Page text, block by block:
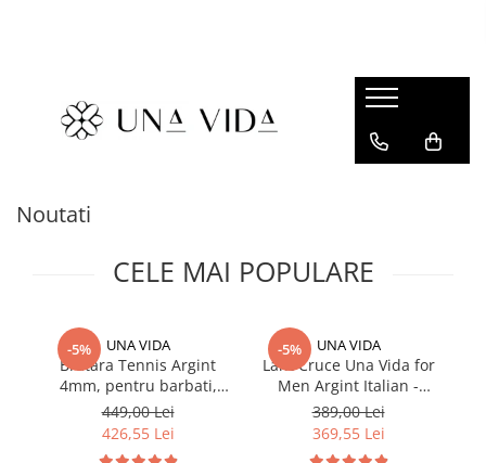
Cadouri pentru EA
CADOURI sub 150 lei - EL
Noutati
CELE MAI POPULARE
-5% UNA VIDA
Bratara Tennis Argint
4mm, pentru barbati,
Una Vida
449,00 Lei
426,55 Lei
-5% UNA VIDA
Lant Cruce Una Vida for
Men Argint Italian -
Argintiu
389,00 Lei
369,55 Lei